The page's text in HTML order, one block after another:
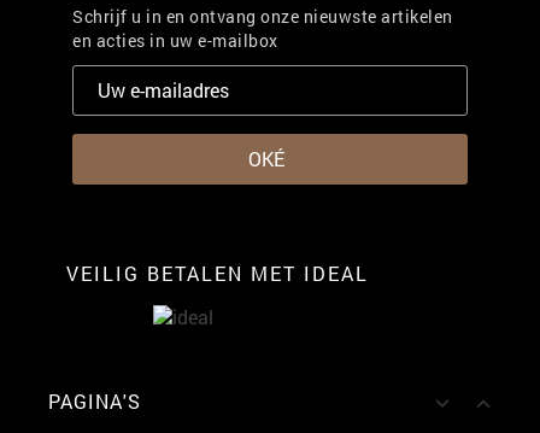
Schrijf u in en ontvang onze nieuwste artikelen
en acties in uw e-mailbox
VEILIG BETALEN MET IDEAL
PAGINA'S  